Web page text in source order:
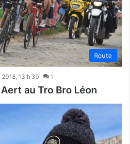
Route
2018, 13 h 30 1
au Tro Bro Léon